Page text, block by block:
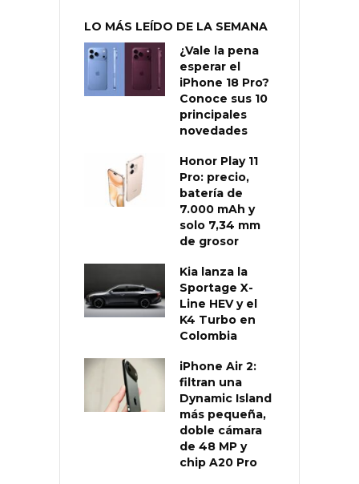
LO MÁS LEÍDO DE LA SEMANA
¿Vale la pena
esperar el
iPhone 18 Pro?
Conoce sus 10
principales
novedades
Honor Play 11
Pro: precio,
batería de
7.000 mAh y
solo 7,34 mm
de grosor
Kia lanza la
Sportage X-
Line HEV y el
K4 Turbo en
Colombia
iPhone Air 2:
filtran una
Dynamic Island
más pequeña,
doble cámara
de 48 MP y
chip A20 Pro